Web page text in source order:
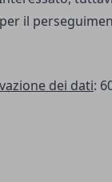
il
dei dati: